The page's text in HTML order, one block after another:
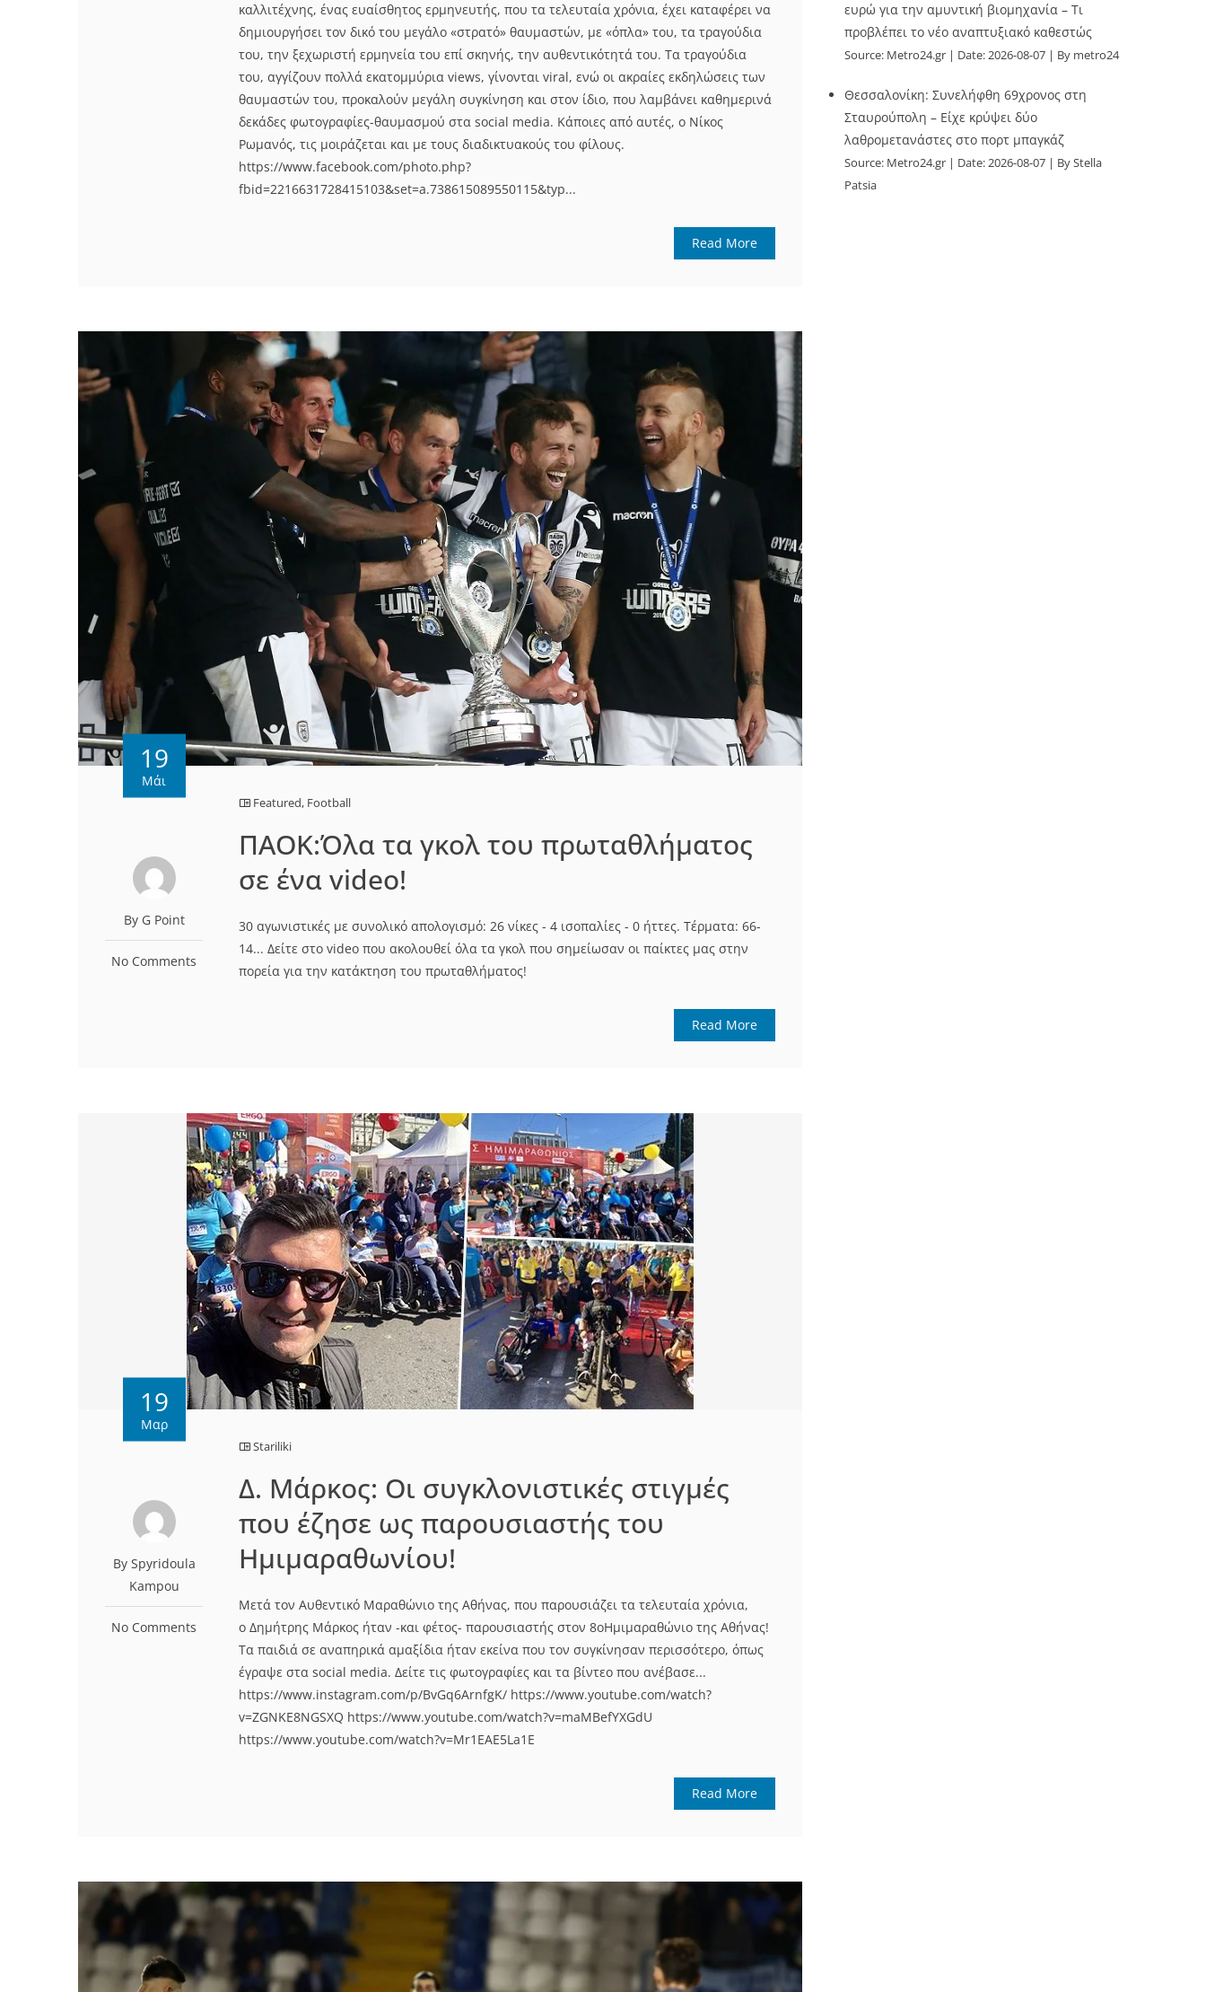
καλλιτέχνης, ένας ευαίσθητος ερμηνευτής, που τα τελευταία χρόνια, έχει καταφέρει να
δημιουργήσει τον δικό του μεγάλο «στρατό» θαυμαστών, με «όπλα» του, τα τραγούδια
του, την ξεχωριστή ερμηνεία του επί σκηνής, την αυθεντικότητά του. Τα τραγούδια
του, αγγίζουν πολλά εκατομμύρια views, γίνονται viral, ενώ οι ακραίες εκδηλώσεις των
θαυμαστών του, προκαλούν μεγάλη συγκίνηση και στον ίδιο, που λαμβάνει καθημερινά
δεκάδες φωτογραφίες-θαυμασμού στα social media. Κάποιες από αυτές, ο Νίκος
Ρωμανός, τις μοιράζεται και με τους διαδικτυακούς του φίλους.
https://www.facebook.com/photo.php?
fbid=2216631728415103&set=a.738615089550115&typ...
Read More
19
Μάι
By G Point
No Comments
Featured, Football
ΠΑΟΚ:Όλα τα γκολ του πρωταθλήματος
σε ένα video!
30 αγωνιστικές με συνολικό απολογισμό: 26 νίκες - 4 ισοπαλίες - 0 ήττες. Τέρματα: 66-
14... Δείτε στο video που ακολουθεί όλα τα γκολ που σημείωσαν οι παίκτες μας στην
πορεία για την κατάκτηση του πρωταθλήματος!
Read More
19
Μαρ
By Spyridoula
Kampou
No Comments
Stariliki
Δ. Μάρκος: Οι συγκλονιστικές στιγμές
που έζησε ως παρουσιαστής του
Ημιμαραθωνίου!
Μετά τον Αυθεντικό Μαραθώνιο της Αθήνας, που παρουσιάζει τα τελευταία χρόνια,
ο Δημήτρης Μάρκος ήταν -και φέτος- παρουσιαστής στον 8oΗμιμαραθώνιο της Αθήνας!
Τα παιδιά σε αναπηρικά αμαξίδια ήταν εκείνα που τον συγκίνησαν περισσότερο, όπως
έγραψε στα social media. Δείτε τις φωτογραφίες και τα βίντεο που ανέβασε...
https://www.instagram.com/p/BvGq6ArnfgK/ https://www.youtube.com/watch?
v=ZGNKE8NGSXQ https://www.youtube.com/watch?v=maMBefYXGdU
https://www.youtube.com/watch?v=Mr1EAE5La1E
Read More
ευρώ για την αμυντική βιομηχανία – Τι
προβλέπει το νέο αναπτυξιακό καθεστώς
Source: Metro24.gr Date: 2026-08-07 By metro24
Θεσσαλονίκη: Συνελήφθη 69χρονος στη
Σταυρούπολη – Είχε κρύψει δύο
λαθρομετανάστες στο πορτ μπαγκάζ
Source: Metro24.gr Date: 2026-08-07
By Stella
Patsia